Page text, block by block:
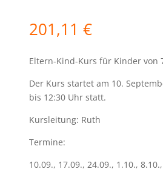
201,11 €
Eltern-Kind-Kurs für Kinder von
Der Kurs startet am 10.
bis 12:30 Uhr statt.
Kursleitung: Ruth
Termine:
10.09., 17.09., 24.09., 1.10.,